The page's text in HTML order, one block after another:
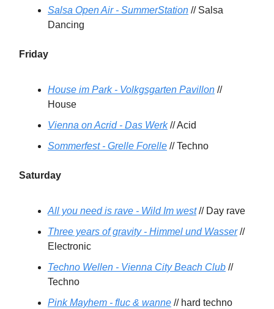
Salsa Open Air - SummerStation // Salsa
Dancing
Friday
House im Park - Volkgsgarten Pavillon //
House
Vienna on Acrid - Das Werk// Acid
Sommerfest - Grelle Forelle // Techno
Saturday
All you need is rave - Wild Im west// Day rave
Three years of gravity - Himmel und Wasser//
Electronic
Techno Wellen - Vienna City Beach Club //
Techno
Pink Mayhem - fluc & wanne // hard techno